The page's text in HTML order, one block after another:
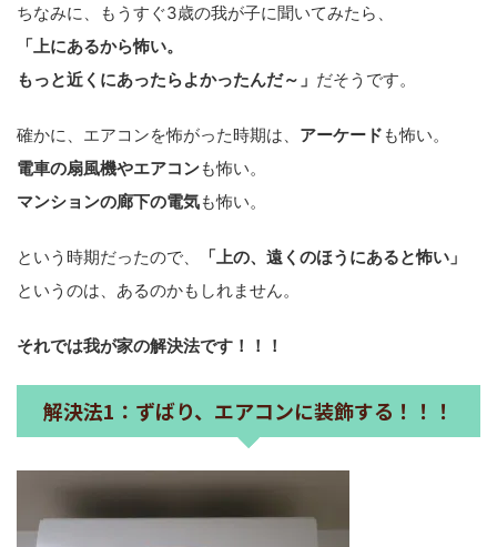
ちなみに、もうすぐ3歳の我が子に聞いてみたら、
「上にあるから怖い。
もっと近くにあったらよかったんだ～」 だそうです。
確かに、エアコンを怖がった時期は、 アーケード も怖い。
電車の扇風機やエアコンも怖い。
マンションの廊下の電気も怖い。
という時期だったので、
「上の、遠くのほうにあると怖い」
というのは、あるのかもしれません。
それでは我が家の解決法です！！！
解決法1：ずばり、エアコンに装飾する！！！